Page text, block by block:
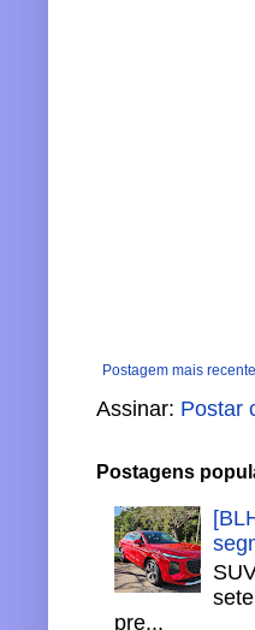
Postagem mais recente
Assinar: Postar
Postagens
pre...